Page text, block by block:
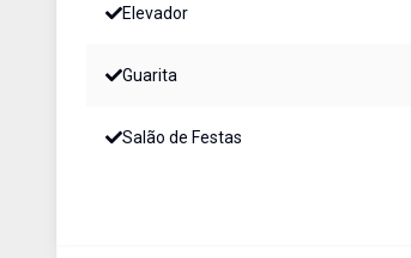
Elevador
Guarita
Salão de Festas